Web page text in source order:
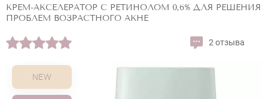
КРЕМ-АКСЕЛЕРАТОР С РЕТИНОЛОМ 0,6% ДЛЯ РЕШЕНИЯ
ПРОБЛЕМ ВОЗРАСТНОГО АКНЕ
2 отзыва
NEW